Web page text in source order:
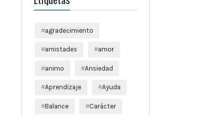
agradecimiento
amistades amor
animo Ansiedad
Aprendizaje Ayuda
Balance Carácter